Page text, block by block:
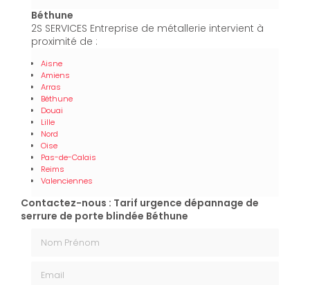
Béthune
2S SERVICES Entreprise de métallerie intervient à
proximité de :
Aisne
Amiens
Arras
Béthune
Douai
Lille
Nord
Oise
Pas-de-Calais
Reims
Valenciennes
Contactez-nous : Tarif urgence dépannage de
serrure de porte blindée Béthune